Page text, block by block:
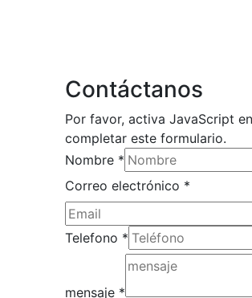
Contáctanos
Por favor, activa JavaScript
completar este formulario.
Nombre *
Correo electrónico *
electrónico
Telefono *
mensaje *